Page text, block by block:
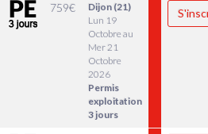
759€
Dijon (21)
Lun 19
Octobre au
Mer 21
Octobre
2026
Permis
exploitation
3 jours